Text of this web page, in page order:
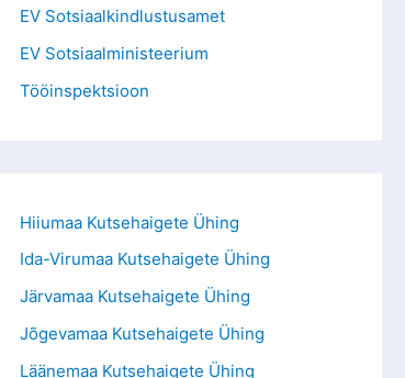
EV Sotsiaalkindlustusamet
EV Sotsiaalministeerium
Tööinspektsioon
Hiiumaa Kutsehaigete Ühing
Ida-Virumaa Kutsehaigete Ühing
Järvamaa Kutsehaigete Ühing
Jõgevamaa Kutsehaigete Ühing
Läänemaa Kutsehaigete Ühing